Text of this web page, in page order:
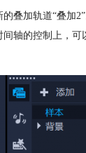
叠加轨道“叠加2”
轴的控制上，